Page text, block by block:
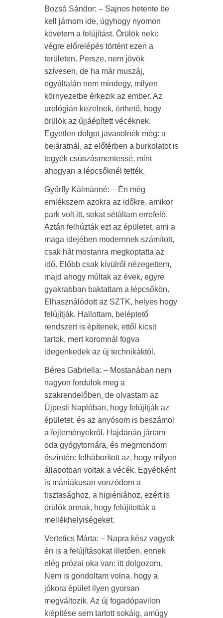
Bozsó Sándor: – Sajnos hetente be
kell járnom ide, úgyhogy nyomon
követem a felújítást. Örülök neki:
végre előrelépés történt ezen a
területen. Persze, nem jövök
szívesen, de ha már muszáj,
egyáltalán nem mindegy, milyen
környezetbe érkezik az ember. Az
urológián kezelnek, érthető, hogy
örülök az újjáépített vécéknek.
Egyetlen dolgot javasolnék még: a
bejáratnál, az előtérben a burkolatot is
tegyék csúszásmentessé, mint
ahogyan a lépcsőknél tették.
Győrffy Kálmánné: – Én még
emlékszem azokra az időkre, amikor
park volt itt, sokat sétáltam errefelé.
Aztán felhúzták ezt az épületet, ami a
maga idejében modernnek számított,
csak hát mostanra megkoptatta az
idő. Előbb csak kívülről nézegettem,
majd ahogy múltak az évek, egyre
gyakrabban baktattam a lépcsőkön.
Elhasználódott az SZTK, helyes hogy
felújítják. Hallottam, beléptető
rendszert is építenek, ettől kicsit
tartok, mert koromnál fogva
idegenkedek az új technikáktól.
Béres Gabriella: – Mostanában nem
nagyon fordulok meg a
szakrendelőben, de olvastam az
Újpesti Naplóban, hogy felújítják az
épületet, és az anyósom is beszámol
a fejleményekről. Hajdanán jártam
oda gyógytornára, és megmondom
őszintén: felháborított az, hogy milyen
állapotban voltak a vécék. Egyébként
is mániákusan vonzódom a
tisztasághoz, a higiéniához, ezért is
örülök annak, hogy felújították a
mellékhelyiségeket.
Vertetics Márta: – Napra kész vagyok
én is a felújításokat illetően, ennek
elég prózai oka van: itt dolgozom.
Nem is gondoltam volna, hogy a
jókora épület ilyen gyorsan
megváltozik. Az új fogadópavilon
kiépítése sem tartott sokáig, amúgy